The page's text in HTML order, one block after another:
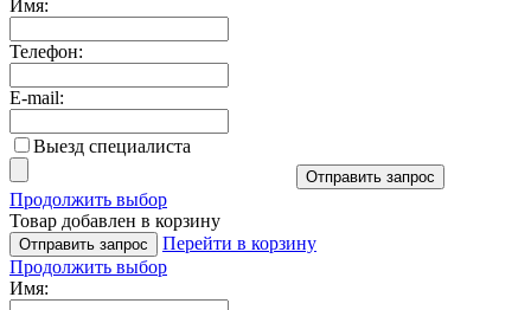
Имя:
Телефон:
E-mail:
Выезд специалиста
Отправить запрос
Продолжить выбор
Товар добавлен в корзину
Отправить запрос
Перейти в корзину
Продолжить выбор
Имя: